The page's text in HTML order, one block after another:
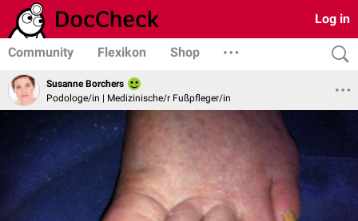
Log in
Community Flexikon Shop
Susanne Borchers
Podologe/in | Medizinische/r Fußpfleger/in